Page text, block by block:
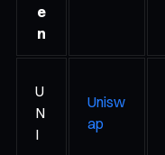
e
n
U
N
I
Unisw
ap